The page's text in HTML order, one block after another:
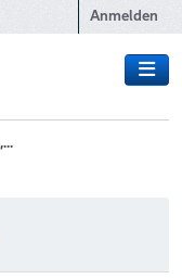
Anmelden